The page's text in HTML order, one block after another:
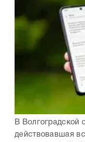
В Волгоградской
действовавшая